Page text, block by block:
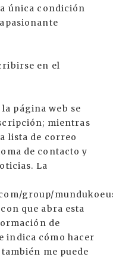
única condición
en el
página web se
mientras
lista de correo
de contacto y
La
group/
que abra esta
de
indica cómo hacer
me puede